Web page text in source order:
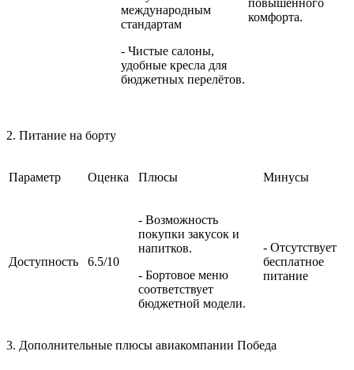
международным
стандартам
- Чистые салоны,
удобные кресла для
бюджетных перелётов.
повышенного
комфорта.
2. Питание на борту
Параметр Оценка Плюсы Минусы
Доступность 6.5/10
- Возможность
покупки закусок и
напитков.
- Бортовое меню
соответствует
бюджетной модели.
- Отсутствует
бесплатное
питание
3. Дополнительные плюсы авиакомпании Победа